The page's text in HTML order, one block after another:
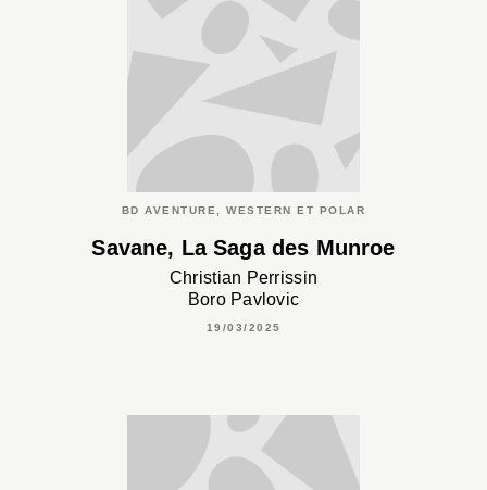
BD AVENTURE, WESTERN ET POLAR
Savane, La Saga des Munroe
Christian Perrissin
Boro Pavlovic
19/03/2025